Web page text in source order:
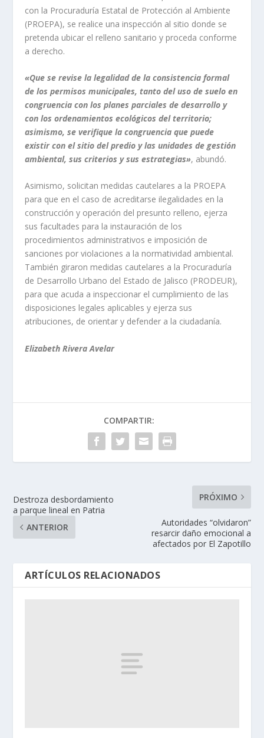
con la Procuraduría Estatal de Protección al Ambiente
(PROEPA), se realice una inspección al sitio donde se
pretenda ubicar el relleno sanitario y proceda conforme
a derecho.
«Que se revise la legalidad de la consistencia formal
de los permisos municipales, tanto del uso de suelo en
congruencia con los planes parciales de desarrollo y
con los ordenamientos ecológicos del territorio;
asimismo, se verifique la congruencia que puede
existir con el sitio del predio y las unidades de gestión
ambiental, sus criterios y sus estrategias», abundó.
Asimismo, solicitan medidas cautelares a la PROEPA
para que en el caso de acreditarse ilegalidades en la
construcción y operación del presunto relleno, ejerza
sus facultades para la instauración de los
procedimientos administrativos e imposición de
sanciones por violaciones a la normatividad ambiental.
También giraron medidas cautelares a la Procuraduría
de Desarrollo Urbano del Estado de Jalisco (PRODEUR),
para que acuda a inspeccionar el cumplimiento de las
disposiciones legales aplicables y ejerza sus
atribuciones, de orientar y defender a la ciudadanía.
Elizabeth Rivera Avelar
COMPARTIR:
Destroza desbordamiento
a parque lineal en Patria
ANTERIOR
PRÓXIMO
Autoridades “olvidaron”
resarcir daño emocional a
afectados por El Zapotillo
ARTÍCULOS RELACIONADOS